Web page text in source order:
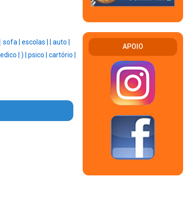
sofa | escolas |
auto |
| ) | psico | cartório |
APOIO